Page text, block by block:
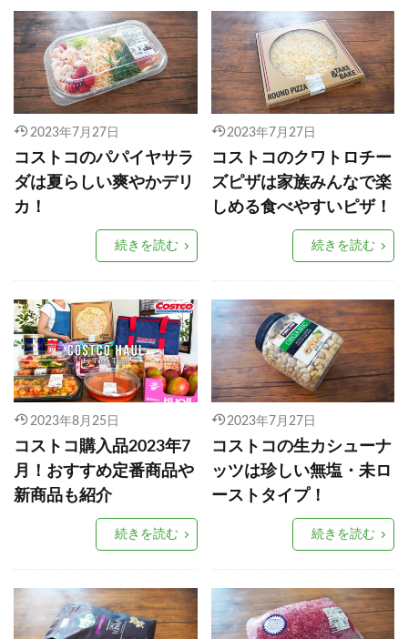
2023年7月27日
コストコのパパイヤサラ
ダは夏らしい爽やかデリ
カ！
続きを読む
2023年7月27日
コストコのクワトロチー
ズピザは家族みんなで楽
しめる食べやすいピザ！
続きを読む
2023年8月25日
コストコ購入品2023年7
月！おすすめ定番商品や
新商品も紹介
続きを読む
2023年7月27日
コストコの生カシューナ
ッツは珍しい無塩・未ロ
ーストタイプ！
続きを読む